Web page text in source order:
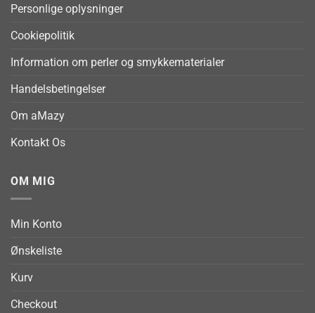
Personlige oplysninger
Cookiepolitik
Information om perler og smykkematerialer
Handelsbetingelser
Om aMazy
Kontakt Os
OM MIG
Min Konto
Ønskeliste
Kurv
Checkout